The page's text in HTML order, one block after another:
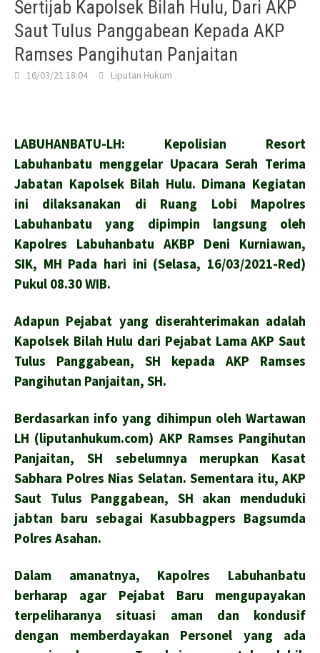
Sertijab Kapolsek Bilah Hulu, Dari AKP
Saut Tulus Panggabean Kepada AKP
Ramses Pangihutan Panjaitan
16/03/21 18:04 Liputan Hukum
LABUHANBATU-LH: Kepolisian Resort
Labuhanbatu menggelar Upacara Serah Terima
Jabatan Kapolsek Bilah Hulu. Dimana Kegiatan
ini dilaksanakan di Ruang Lobi Mapolres
Labuhanbatu yang dipimpin langsung oleh
Kapolres Labuhanbatu AKBP Deni Kurniawan,
SIK, MH Pada hari ini (Selasa, 16/03/2021-Red)
Pukul 08.30 WIB.
Adapun Pejabat yang diserahterimakan adalah
Kapolsek Bilah Hulu dari Pejabat Lama AKP Saut
Tulus Panggabean, SH kepada AKP Ramses
Pangihutan Panjaitan, SH.
Berdasarkan info yang dihimpun oleh Wartawan
LH (liputanhukum.com) AKP Ramses Pangihutan
Panjaitan, SH sebelumnya merupkan Kasat
Sabhara Polres Nias Selatan. Sementara itu, AKP
Saut Tulus Panggabean, SH akan menduduki
jabtan baru sebagai Kasubbagpers Bagsumda
Polres Asahan.
Dalam amanatnya, Kapolres Labuhanbatu
berharap agar Pejabat Baru mengupayakan
terpeliharanya situasi aman dan kondusif
dengan memberdayakan Personel yang ada